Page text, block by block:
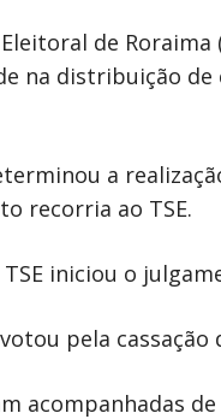
de
na distribuição
a
recorria ao TSE.
iniciou o
pela
acompanhadas